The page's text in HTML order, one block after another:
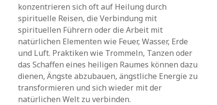
konzentrieren sich oft auf Heilung durch
spirituelle Reisen, die Verbindung mit
spirituellen Führern oder die Arbeit mit
natürlichen Elementen wie Feuer, Wasser, Erde
und Luft. Praktiken wie Trommeln, Tanzen oder
das Schaffen eines heiligen Raumes können dazu
dienen, Ängste abzubauen, ängstliche Energie zu
transformieren und sich wieder mit der
natürlichen Welt zu verbinden.